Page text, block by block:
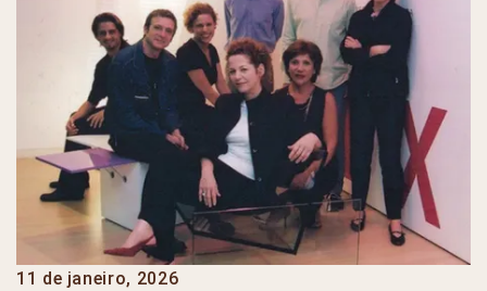
11 de janeiro, 2026